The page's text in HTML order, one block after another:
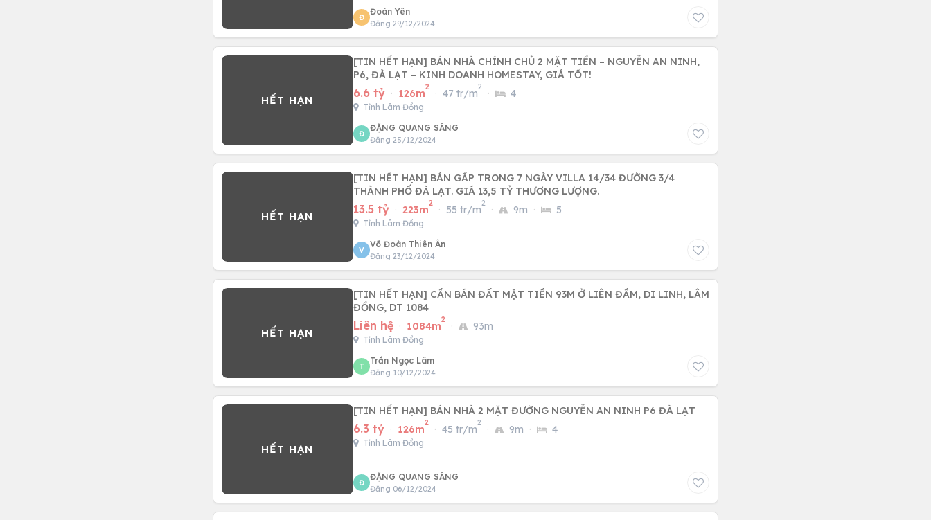
Đ
Đoàn Yên
Đăng 29/12/2024
[TIN HẾT HẠN] BÁN NHÀ CHÍNH CHỦ 2 MẶT TIỀN – NGUYỄN AN NINH,
P6, ĐÀ LẠT – KINH DOANH HOMESTAY, GIÁ TỐT!
6.6 tỷ · 126m
2
· 47 tr/m
2
· 4
Tỉnh Lâm Đồng
Đ
ĐẶNG QUANG SÁNG
Đăng 25/12/2024
[TIN HẾT HẠN] BÁN GẤP TRONG 7 NGÀY VILLA 14/34 ĐƯỜNG 3/4
THÀNH PHỐ ĐÀ LẠT. GIÁ 13,5 TỶ THƯƠNG LƯỢNG.
13.5 tỷ · 223m
2
· 55 tr/m
2
· 9m · 5
Tỉnh Lâm Đồng
V
Võ Đoàn Thiên Ân
Đăng 23/12/2024
[TIN HẾT HẠN] CẦN BÁN ĐẤT MẶT TIỀN 93M Ở LIÊN ĐẦM, DI LINH, LÂM
ĐỒNG, DT 1084
Liên hệ · 1084m
2
· 93m
Tỉnh Lâm Đồng
T
Trần Ngọc Lâm
Đăng 10/12/2024
[TIN HẾT HẠN] BÁN NHÀ 2 MẶT ĐƯỜNG NGUYỄN AN NINH P6 ĐÀ LẠT
6.3 tỷ · 126m
2
· 45 tr/m
2
· 9m · 4
Tỉnh Lâm Đồng
Đ
ĐẶNG QUANG SÁNG
Đăng 06/12/2024